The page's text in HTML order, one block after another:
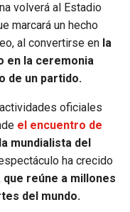
volverá al Estadio
marcará un hecho
al convertirse en la
en la ceremonia
de un partido.
oficiales
el encuentro de
mundialista del
ha crecido
que reúne a millones
del mundo.